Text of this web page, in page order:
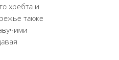
хребта и
также